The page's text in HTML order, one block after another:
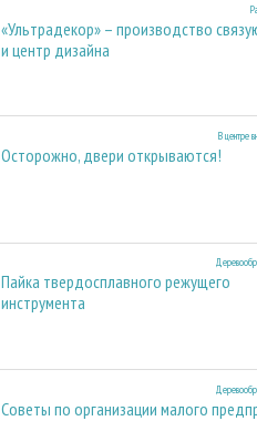
«Ультрадекор» – производство
и центр дизайна
В центре
Осторожно, двери открываются!
Пайка твердосплавного режущего
инструмента
Советы по организации малого